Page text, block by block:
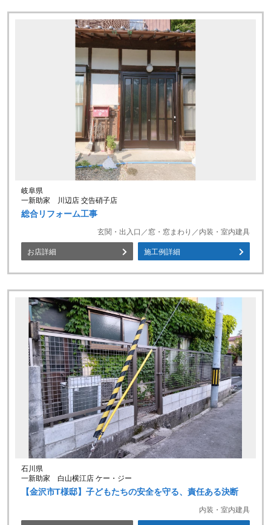
岐阜県
一新助家 川辺店 交告硝子店
総合リフォーム工事
玄関・出入口／窓・窓まわり／内装・室内建具
お店詳細 施工例詳細
石川県
一新助家 白山横江店 ケー・ジー
【金沢市T様邸】子どもたちの安全を守る、責任ある決断
内装・室内建具